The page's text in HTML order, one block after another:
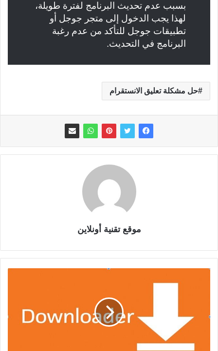
بسبب عدم تحديث البرنامج لفترة طويلة،
لهذا يجب الدخول إلى متجر جوجل أو
تطبيقات جوجل للتأكد من عدم رغبة
البرنامج في التحديث.
حل مشكلة تعليق الانستقرام
موقع تقنية أونلاين